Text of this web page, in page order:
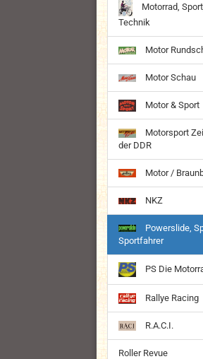
Motorrad,
Technik
Motor
Motor Schau
Motor & Sport
Motorsport
der DDR
Motor /
NKZ
Powerslide,
Sportfahrer
PS Die
Rallye Racing
R.A.C.I.
Roller Revue